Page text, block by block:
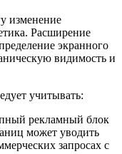
изменение
Расширение
экранного
видимость и
учитывать:
рекламный блок
может уводить
запросах с